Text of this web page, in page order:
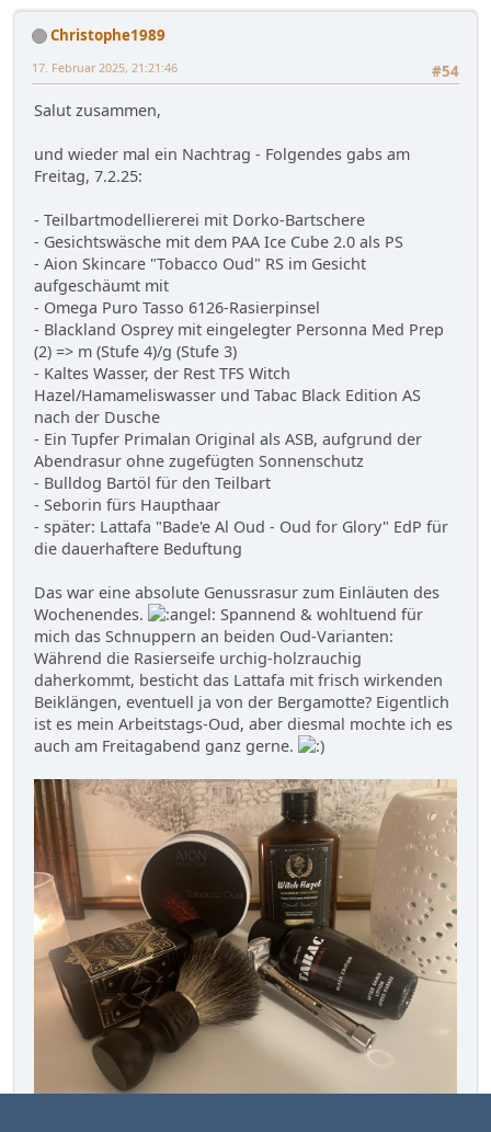
Christophe1989
#54
17. Februar 2025, 21:21:46
Salut zusammen,
und wieder mal ein Nachtrag - Folgendes gabs am
Freitag, 7.2.25:
- Teilbartmodelliererei mit Dorko-Bartschere
- Gesichtswäsche mit dem PAA Ice Cube 2.0 als PS
- Aion Skincare "Tobacco Oud" RS im Gesicht
aufgeschäumt mit
- Omega Puro Tasso 6126-Rasierpinsel
- Blackland Osprey mit eingelegter Personna Med Prep
(2) => m (Stufe 4)/g (Stufe 3)
- Kaltes Wasser, der Rest TFS Witch
Hazel/Hamameliswasser und Tabac Black Edition AS
nach der Dusche
- Ein Tupfer Primalan Original als ASB, aufgrund der
Abendrasur ohne zugefügten Sonnenschutz
- Bulldog Bartöl für den Teilbart
- Seborin fürs Haupthaar
- später: Lattafa "Bade'e Al Oud - Oud for Glory" EdP für
die dauerhaftere Beduftung
Das war eine absolute Genussrasur zum Einläuten des
Wochenendes.
Spannend & wohltuend für
mich das Schnuppern an beiden Oud-Varianten:
Während die Rasierseife urchig-holzrauchig
daherkommt, besticht das Lattafa mit frisch wirkenden
Beiklängen, eventuell ja von der Bergamotte? Eigentlich
ist es mein Arbeitstags-Oud, aber diesmal mochte ich es
auch am Freitagabend ganz gerne.